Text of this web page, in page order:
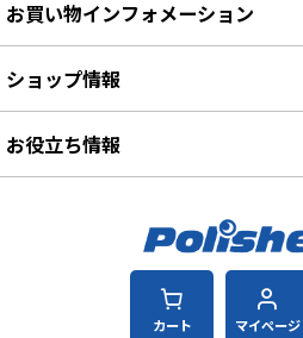
カート マイページ
お買い物インフォメーション
ショップ情報
お役立ち情報